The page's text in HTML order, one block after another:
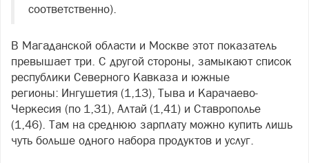
соответственно).
В Магаданской области и Москве этот показатель
превышает три. С другой стороны, замыкают список
республики Северного Кавказа и южные
регионы: Ингушетия (1,13), Тыва и Карачаево-
Черкесия (по 1,31), Алтай (1,41) и Ставрополье
(1,46). Там на среднюю зарплату можно купить лишь
чуть больше одного набора продуктов и услуг.